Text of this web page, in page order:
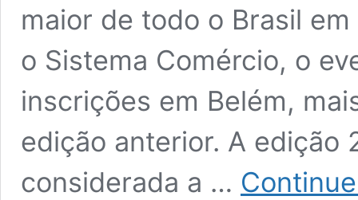
maior de todo o Brasil
o Sistema Comércio, o
inscrições em Belém,
edição anterior. A edição
considerada a …